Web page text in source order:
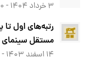
۳ خرداد ۱۴۰۴ - ۱۶:۰۰
رتبه‌های اول
مستقل سینمای
۱۴ اسفند ۱۴۰۳ - ۱۰:۰۰